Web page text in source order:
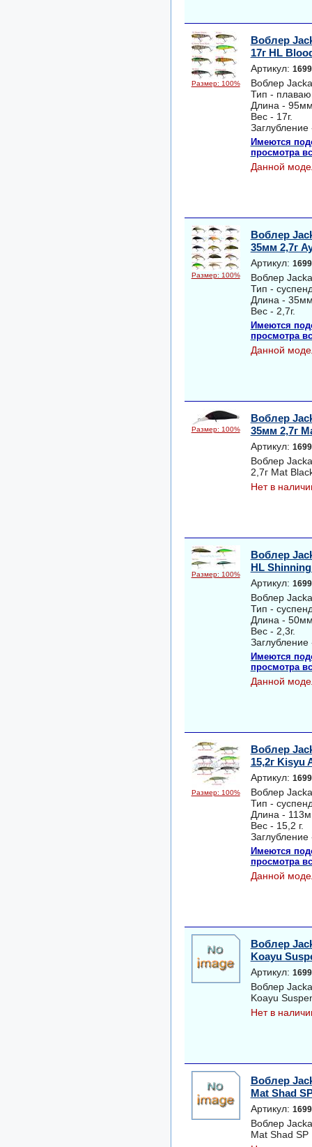
Размер: 100%
Воблер
17г HL
Артикул:
Воблер
Тип -
Длина -
Вес - 17г.
Имеются
просмотра
Данной
Размер: 100%
Воблер
35мм 2,7г
Артикул:
Воблер
Тип -
Длина -
Вес - 2,7г.
Имеются
просмотра
Данной
Размер: 100%
Воблер
35мм 2,7г
Артикул:
Воблер
2,7г Mat
Нет в
Размер: 100%
Воблер
HL
Артикул:
Воблер
Тип -
Длина -
Вес - 2,3г.
Имеются
просмотра
Данной
Размер: 100%
Воблер
15,2г Kisyu
Артикул:
Воблер
Тип -
Длина -
Вес - 15,2 г.
Имеются
просмотра
Данной
Воблер
Koayu
Артикул:
Воблер
Koayu
Нет в
Воблер
Mat Shad
Артикул:
Воблер
Mat Shad SP